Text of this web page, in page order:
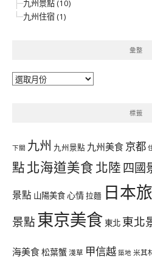
九州景點 (10)
九州住宿 (1)
彙整
彙
標籤
下關 九州 九州景點 九州美食 京都
點北海道美食北陸四國
景點 山陽美食心情拉麵 日本
景點 東京美食東北 東北
海美食松葉蟹淺草 甲信越 築地 米其